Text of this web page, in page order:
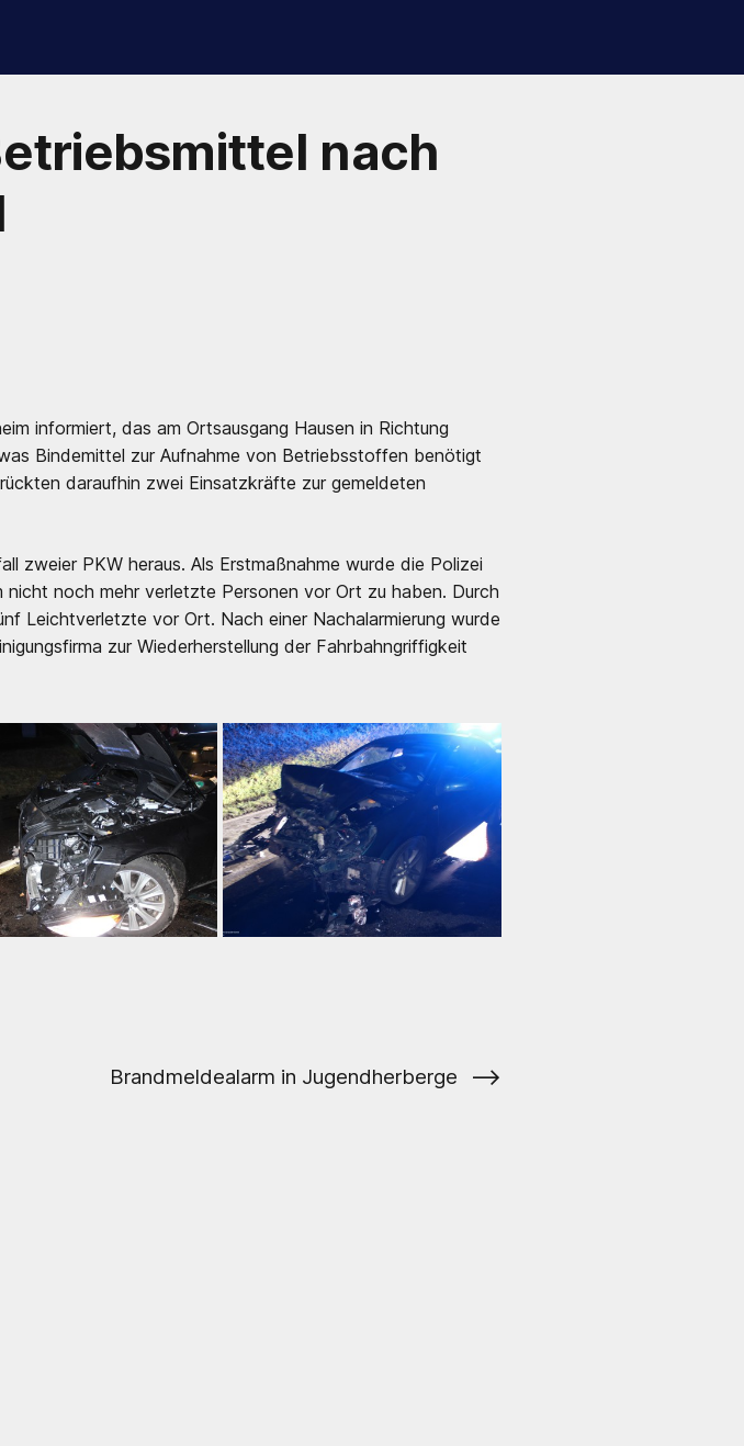
nach
informiert, das am Ortsausgang Hausen in Richtung
Bindemittel zur Aufnahme von Betriebsstoffen benötigt
daraufhin zwei Einsatzkräfte zur gemeldeten
zweier PKW heraus. Als Erstmaßnahme wurde die Polizei
nicht noch mehr verletzte Personen vor Ort zu haben. Durch
Leichtverletzte vor Ort. Nach einer Nachalarmierung wurde
zur Wiederherstellung der Fahrbahngriffigkeit
Brandmeldealarm in Jugendherberge ⟶